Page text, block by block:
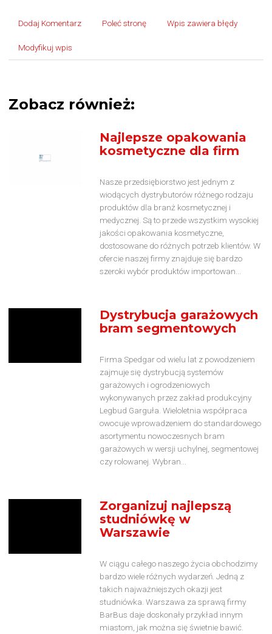
Dodaj Komentarz Poleć stronę Wpis zawiera błędy
Modyfikuj wpis
Zobacz również:
Najlepsze opakowania
kosmetyczne dla firm
Nasze przedsiębiorstwo jest jednym z
wiodących dystrybutorów różnego rodzaju
produktów dla branż kosmetycznej i
medycznej. Są to przede wszystkim wysokiej
jakości opakowania kosmetyczne,
dostosowane do różnych potrzeb klientów. W
ofercie naszej firmy znajduje się bardzo
szeroki wybór produktów importowan...
Dystrybucja garażowych
bram segmentowych
Firma Spedgar od wielu lat z powodzeniem
zajmuje się dystrybucją systemów
garażowych i ogrodzeniowych
wykonywanych przez zakład produkcyjny
Legbud Garguła. Wieloletnia współpraca
owocuje wprowadzeniem do standardowego
asortymentu nowoczesnych bram
garażowych w wersji uchylnej, segmentowej
czy rolowanej. Wybran...
Zorganizuj najlepszą
studniówkę w
Warszawie
W ciągu całego naszego życia obchodzimy
bardzo wiele różnych wydarzeń. Jedną z
takich najważniejszych okazji jest
studniówka. Warszawa za sprawą firmy
BarBus daje doskonały przykład innym
miastom, jak można się świetnie bawić.